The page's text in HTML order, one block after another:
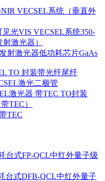
VECSEL系统（垂直外
光VIS VECSEL系统350-
激光器）
射激光器低功耗芯片GaAs
TO 封装带光纤尾纤
激光二极管
激光器 带TEC TO封装
TEC）
TEC
台式FP-QCL中红外量子级
台式DFB-QCL中红外量子